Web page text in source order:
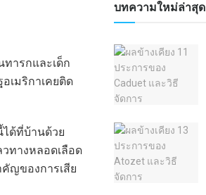
ทารกและเด็ก
เมริกาเคยติด
ด้ที่บ้านด้วย
ทางหลอดเลือด
ญของการเสีย
บทความใหม่ล่าสุด